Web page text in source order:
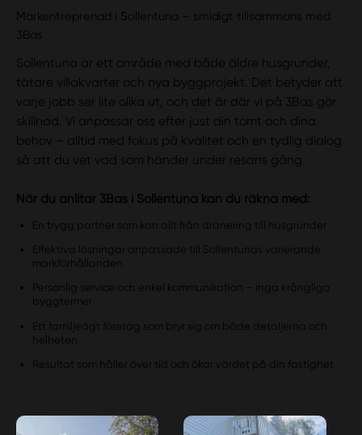
Markentreprenad i Sollentuna – smidigt tillsammans med
3Bas
Sollentuna är ett område med både äldre husgrunder,
tätare villakvarter och nya byggprojekt. Det betyder att
varje jobb ser lite olika ut, och det är där vi på 3Bas gör
skillnad. Vi anpassar oss efter just din tomt och dina
behov – alltid med fokus på kvalitet och en tydlig dialog
så att du vet vad som händer under resans gång.
När du anlitar 3Bas i Sollentuna kan du räkna med:
En trygg partner som kan allt från dränering till husgrunder
Effektiva lösningar anpassade till Sollentunas varierande
markförhållanden
Personlig service och enkel kommunikation – inga krångliga
byggtermer
Ett familjeägt företag som bryr sig om både detaljerna och
helheten
Resultat som håller över tid och ökar värdet på din fastighet